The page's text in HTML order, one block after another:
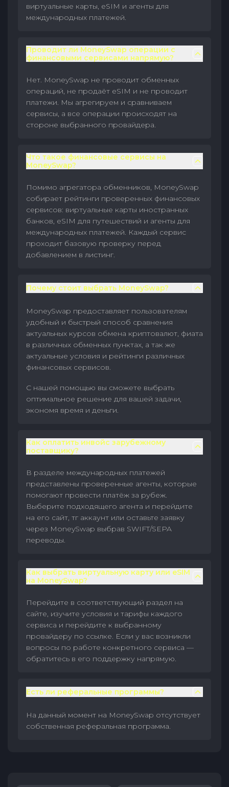
виртуальные карты, eSIM и агенты для
международных платежей.
Проводит ли MoneySwap операции с
финансовыми сервисами напрямую?
Нет. MoneySwap не проводит обменных
операций, не продаёт eSIM и не проводит
платежи. Мы агрегируем и сравниваем
сервисы, а все операции происходят на
стороне выбранного провайдера.
Что такое финансовые сервисы на
MoneySwap?
Помимо агрегатора обменников, MoneySwap
собирает рейтинги проверенных финансовых
сервисов: виртуальные карты иностранных
банков, eSIM для путешествий и агенты для
международных платежей. Каждый сервис
проходит базовую проверку перед
добавлением в листинг.
Почему стоит выбрать MoneySwap?
MoneySwap предоставляет пользователям
удобный и быстрый способ сравнения
актуальных курсов обмена криптовалют, фиата
в различных обменных пунктах, а так же
актуальные условия и рейтинги различных
финансовых сервисов.
С нашей помощью вы сможете выбрать
оптимальное решение для вашей задачи,
экономя время и деньги.
Как оплатить инвойс зарубежному
поставщику?
В разделе международных платежей
представлены проверенные агенты, которые
помогают провести платёж за рубеж.
Выберите подходящего агента и перейдите
на его сайт, тг аккаунт или оставьте заявку
через MoneySwap выбрав SWIFT/SEPA
переводы.
Как выбрать виртуальную карту или eSIM
на MoneySwap?
Перейдите в соответствующий раздел на
сайте, изучите условия и тарифы каждого
сервиса и перейдите к выбранному
провайдеру по ссылке. Если у вас возникли
вопросы по работе конкретного сервиса —
обратитесь в его поддержку напрямую.
Есть ли реферальные программы?
На данный момент на MoneySwap отсутствует
собственная реферальная программа.